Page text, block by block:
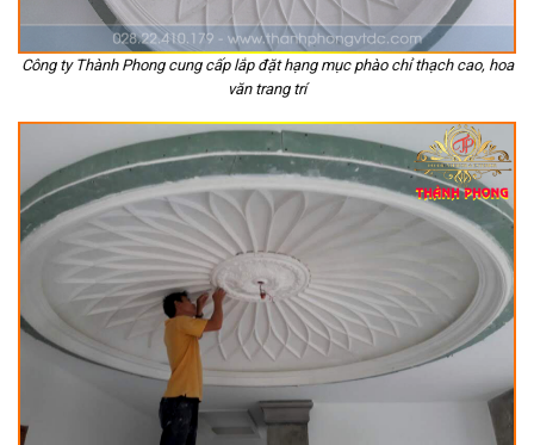
Công ty Thành Phong cung cấp lắp đặt hạng mục phào chỉ thạch cao, hoa
văn trang trí